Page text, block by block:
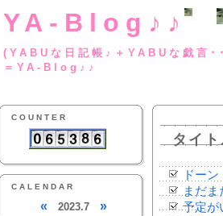
YA-Blog♪♪
(YABUな日記帳♪
＝YA-Blog♪♪
COUNTER
CALENDAR
« 2023.7 »
タイ
ドー
まだま
予定が